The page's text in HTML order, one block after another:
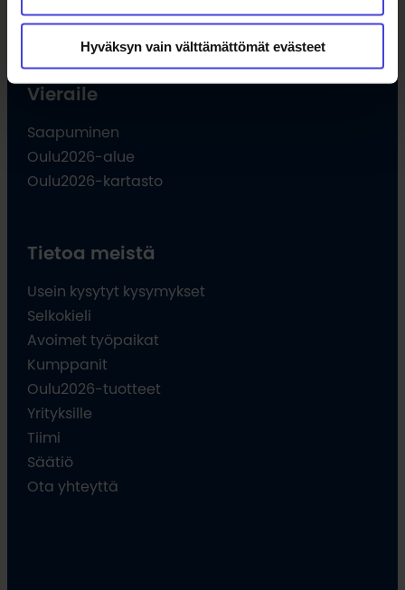
Hyväksyn vain välttämättömät evästeet
Opettajille
Vieraile
Saapuminen
Oulu2026-alue
Oulu2026-kartasto
Tietoa meistä
Usein kysytyt kysymykset
Selkokieli
Avoimet työpaikat
Kumppanit
Oulu2026-tuotteet
Yrityksille
Tiimi
Säätiö
Ota yhteyttä